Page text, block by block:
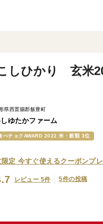
しひかり 玄米
県西置賜郡飯豊町
ゆたかファーム
べチョクAWARD 2022 米・穀類 3位
定 今すぐ使えるクーポンプ
レビュー 5件 5件の投稿